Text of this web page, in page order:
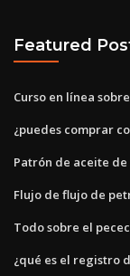
Featured
Curso en línea
¿puedes comprar
Patrón de aceite de
Flujo de flujo de
Todo sobre el
¿qué es el registro